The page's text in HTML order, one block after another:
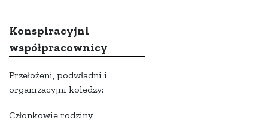
Konspiracyjni
współpracownicy
Przełożeni, podwładni i
organizacyjni koledzy:
Członkowie rodziny